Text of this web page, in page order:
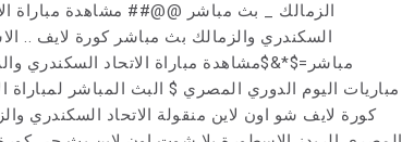
السكندري والزمالك بث مباشر كورة لايف ..
مباشر=$*&$مشاهدة مباراة الاتحاد السكندري
مباريات اليوم الدوري المصري $ البث المباشر لمباراة
كورة لايف شو اون لاين منقولة الاتحاد السكندري